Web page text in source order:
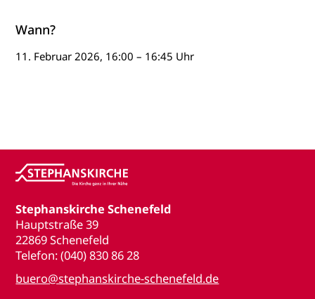
Wann?
11. Februar 2026, 16:00 – 16:45 Uhr
Stephanskirche Schenefeld
Hauptstraße 39
22869 Schenefeld
Telefon: (040) 830 86 28
buero@stephanskirche-schenefeld.de